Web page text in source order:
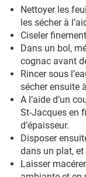
Nettoyer les
les sécher à
Ciseler
Dans un bol,
cognac avant
Rincer sous
sécher ensuite
A l’aide d’un
St-Jacques en
d’épaisseur.
Disposer
dans un plat,
Laisser